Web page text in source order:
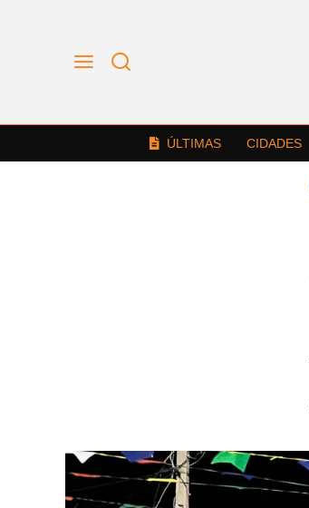
ÚLTIMAS CIDADES